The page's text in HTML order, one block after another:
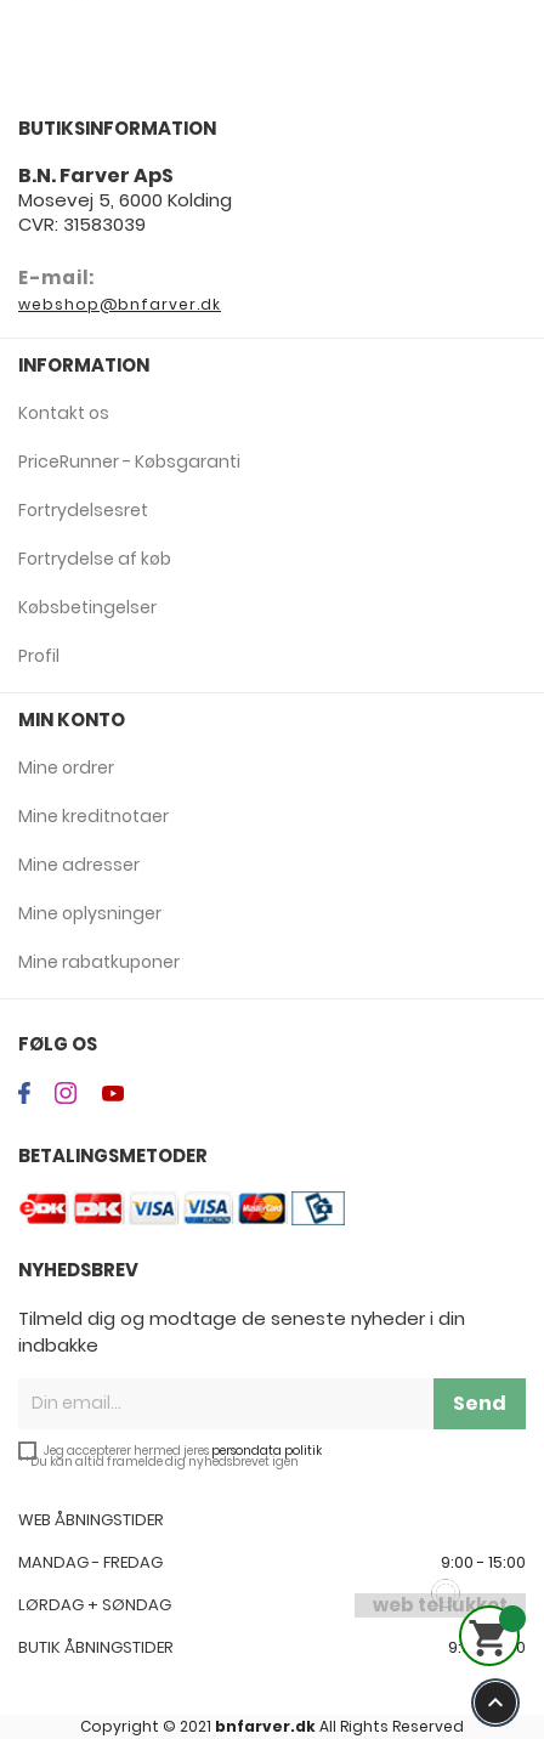
BUTIKSINFORMATION
B.N. Farver ApS
Mosevej 5, 6000 Kolding
CVR: 31583039
E-mail:
webshop@bnfarver.dk
INFORMATION
Kontakt os
PriceRunner - Købsgaranti
Fortrydelsesret
Fortrydelse af køb
Købsbetingelser
Profil
MIN KONTO
Mine ordrer
Mine kreditnotaer
Mine adresser
Mine oplysninger
Mine rabatkuponer
FØLG OS
BETALINGSMETODER
NYHEDSBREV
Tilmeld dig og modtage de seneste nyheder i din
indbakke
Send
Jeg accepterer hermed jeres persondata politik
**Du kan altid framelde dig nyhedsbrevet igen
WEB ÅBNINGSTIDER
MANDAG - FREDAG
9:00 - 15:00
LØRDAG + SØNDAG
web tel lukket
BUTIK ÅBNINGSTIDER 9:00-17:00
Copyright © 2021 bnfarver.dkAll Rights Reserved
keyboard_arrow_up
